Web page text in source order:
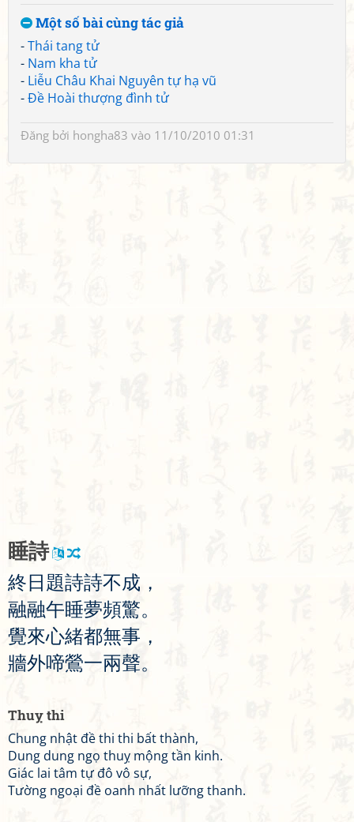
Một số bài cùng tác giả
-Thái tang tử
- Nam kha tử
- Liễu Châu Khai Nguyên tự hạ vũ
-Đề Hoài thượng đình tử
Đăng bởi hongha83 vào 11/10/2010 01:31
睡詩
終 日 題詩詩不成 ，
融融午睡夢頻驚。
覺來心緒都無事 ，
牆外啼鶯一兩聲。
Thuỵ thi
Chung nhật đề thi thi bất thành,
Dung dung ngọ thuỵ mộng tần kinh.
Giác lai tâm tự đô vô sự,
Tường ngoại đề oanh nhất lưỡng thanh.